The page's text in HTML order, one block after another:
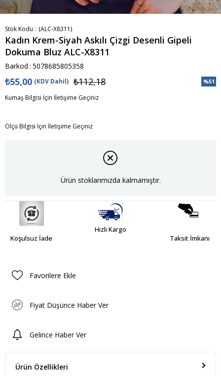
Stok Kodu (ALC-X8311)
Kadın Krem-Siyah Askılı Çizgi Desenli Gipeli
Dokuma Bluz ALC-X8311
Barkod : 5078685805358
%51
₺112,18
₺55,00 (KDV Dahil)
Kumaş Bilgisi İçin İletişime Geçiniz
Ölçü Bilgisi İçin İletişime Geçiniz
Ürün stoklarımızda kalmamıştır.
Koşulsuz İade
Hızlı Kargo
Taksit İmkanı
Favorilere Ekle
Fiyat Düşünce Haber Ver
Gelince Haber Ver
Ürün Özellikleri